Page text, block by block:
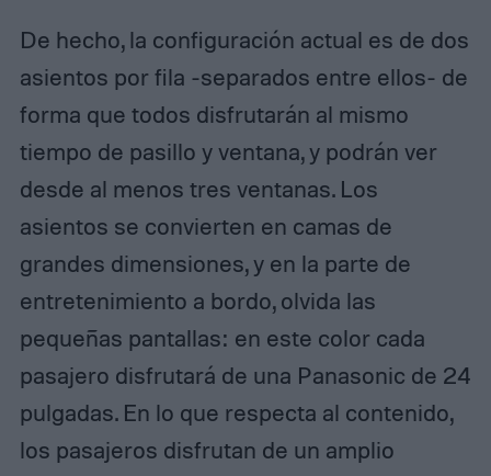
De hecho, la configuración actual es de dos
asientos por fila -separados entre ellos- de
forma que todos disfrutarán al mismo
tiempo de pasillo y ventana, y podrán ver
desde al menos tres ventanas. Los
asientos se convierten en camas de
grandes dimensiones, y en la parte de
entretenimiento a bordo, olvida las
pequeñas pantallas: en este color cada
pasajero disfrutará de una Panasonic de 24
pulgadas. En lo que respecta al contenido,
los pasajeros disfrutan de un amplio